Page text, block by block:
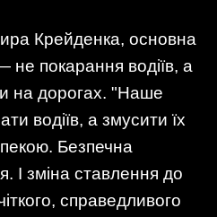
Крейденка, основна
не покарання водіїв, а
на дорогах. "Наше
водіїв, а змусити їх
Безпечна
І зміна ставлення до
справедливого